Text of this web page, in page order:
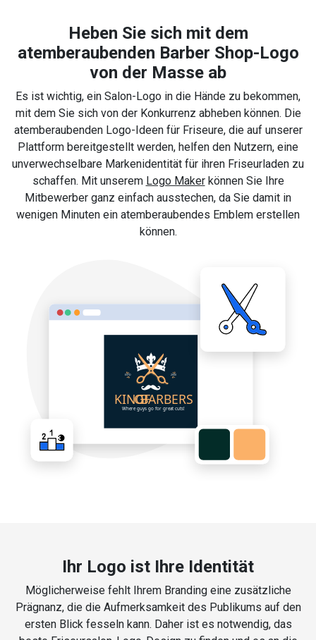
Heben Sie sich mit dem
atemberaubenden Barber Shop-Logo
von der Masse ab
Es ist wichtig, ein Salon-Logo in die Hände zu bekommen,
mit dem Sie sich von der Konkurrenz abheben können. Die
atemberaubenden Logo-Ideen für Friseure, die auf unserer
Plattform bereitgestellt werden, helfen den Nutzern, eine
unverwechselbare Markenidentität für ihren Friseurladen zu
schaffen. Mit unserem Logo Makerkönnen Sie Ihre
Mitbewerber ganz einfach ausstechen, da Sie damit in
wenigen Minuten ein atemberaubendes Emblem erstellen
können.
Ihr Logo ist Ihre Identität
Möglicherweise fehlt Ihrem Branding eine zusätzliche
Prägnanz, die die Aufmerksamkeit des Publikums auf den
ersten Blick fesseln kann. Daher ist es notwendig, das